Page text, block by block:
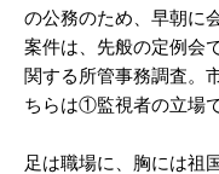
の公務のため、早朝に
案件は、先般の定例会
関する所管事務調査。
ちらは①監視者の立場
足は職場に、胸には祖